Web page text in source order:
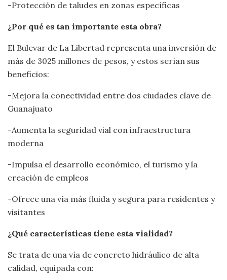
-Protección de taludes en zonas específicas
¿Por qué es tan importante esta obra?
El Bulevar de La Libertad representa una inversión de
más de 3025 millones de pesos, y estos serían sus
beneficios:
-Mejora la conectividad entre dos ciudades clave de
Guanajuato
-Aumenta la seguridad vial con infraestructura
moderna
-Impulsa el desarrollo económico, el turismo y la
creación de empleos
-Ofrece una vía más fluida y segura para residentes y
visitantes
¿Qué características tiene esta vialidad?
Se trata de una vía de concreto hidráulico de alta
calidad, equipada con: